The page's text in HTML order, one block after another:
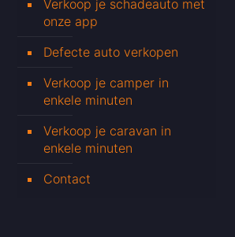
Verkoop je schadeauto met
onze app
Defecte auto verkopen
Verkoop je camper in
enkele minuten
Verkoop je caravan in
enkele minuten
Contact